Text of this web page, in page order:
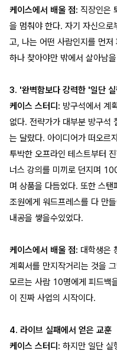
케이스에서 배울 점: 직장인은
을 멈춰야 한다. 자기 자신으
고, 나는 어떤 사람인지를 먼
하나 찾아야만 밖에서 살아남
3. '완벽함보다 강력한 '일단
케이스 스터디: 방구석에서 계
없다. 전략가가 대부분 방구석
는 달랐다. 아이디어가 떠오르
투박한 오프라인 테스트부터
너스 강의를 미끼로 던지며
며 상품을 다듬었다. 또한 스
조원에게 워드프레스를 다 만
내공을 쌓을수있었다.
케이스에서 배울 점: 대학생은
계획서를 만지작거리는 것을
모르는 사람 10명에게 피드백
이 진짜 사업의 시작이다.
4. 라이브 실패에서 얻은 교훈
케이스 스터디: 하지만 일단 실